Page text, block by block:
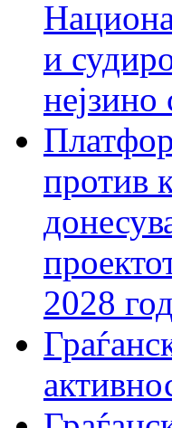
и
против
2028